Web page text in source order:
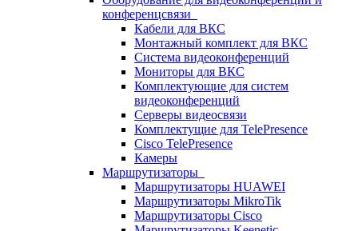
конференцсвязи
Кабели для ВКС
Монтажный комплект для ВКС
Система видеоконференций
Мониторы для ВКС
Комплектующие для систем
видеоконференций
Серверы видеосвязи
Комплектущие для TelePresence
Cisco TelePresence
Камеры
Маршрутизаторы
Маршрутизаторы HUAWEI
Маршрутизаторы MikroTik
Маршрутизаторы Cisco